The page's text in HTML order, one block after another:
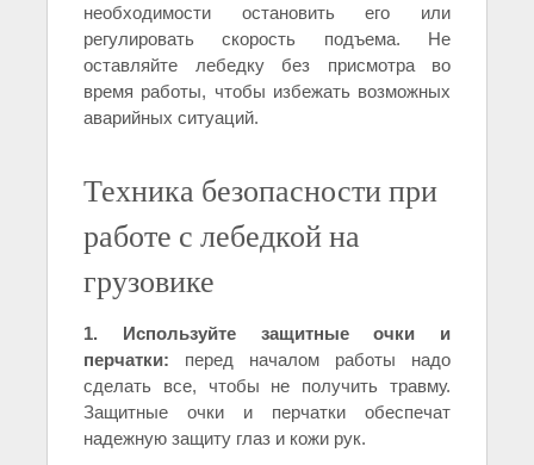
необходимости остановить его или
регулировать скорость подъема. Не
оставляйте лебедку без присмотра во
время работы, чтобы избежать возможных
аварийных ситуаций.
Техника безопасности при
работе с лебедкой на
грузовике
1. Используйте защитные очки и
перчатки: перед началом работы надо
сделать все, чтобы не получить травму.
Защитные очки и перчатки обеспечат
надежную защиту глаз и кожи рук.